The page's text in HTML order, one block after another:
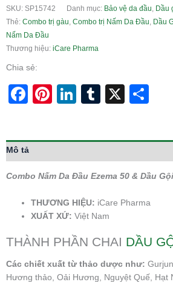
SKU: SP15742 Danh mục: Bảo vệ da đầu, Dầu
Thẻ: Combo trị gàu, Combo trị Nấm Da Đầu, Dầu
Nấm Da Đầu
Thương hiệu: iCare Pharma
Chia sẻ:
Facebook
Pinterest
LinkedIn
Tumblr
X
Mô tả
Combo Nấm Da Đầu Ezema 50 & Dầu
THƯƠNG HIỆU: iCare Pharma
XUẤT XỨ: Việt Nam
THÀNH PHẦN CHAI DẦU
Các chiết xuất từ thảo dược như:
Hương thảo, Oải Hương, Nguyệt Quế, Hạt